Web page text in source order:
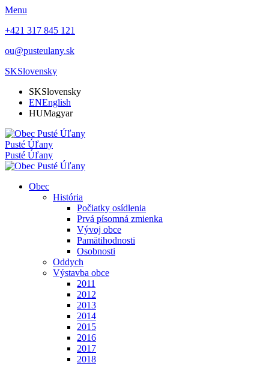
Menu
+421 317 845 121
ou@pusteulany.sk
SKSlovensky
SKSlovensky
ENEnglish
HUMagyar
Pusté Úľany
Pusté Úľany
Obec
História
Počiatky osídlenia
Prvá písomná zmienka
Vývoj obce
Pamätihodnosti
Osobnosti
Oddych
Výstavba obce
2011
2012
2013
2014
2015
2016
2017
2018